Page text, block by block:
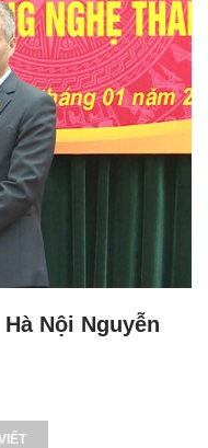
Nội Nguyễn